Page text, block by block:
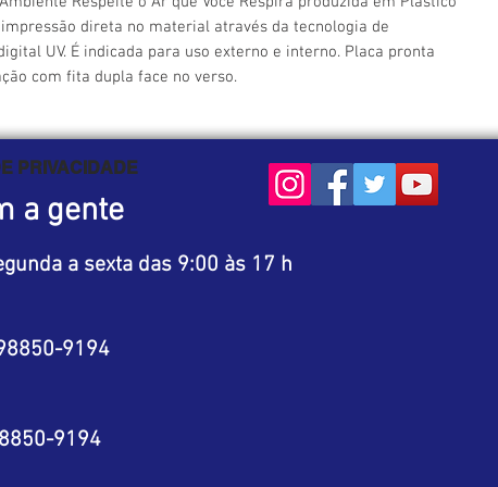
direta no material através da tecnologia de
UV. É indicada para uso externo e interno. Placa pronta
com fita dupla face no verso.
PRIVACIDADE
a gente
a sexta das 9:00 às 17 h
9194
9194